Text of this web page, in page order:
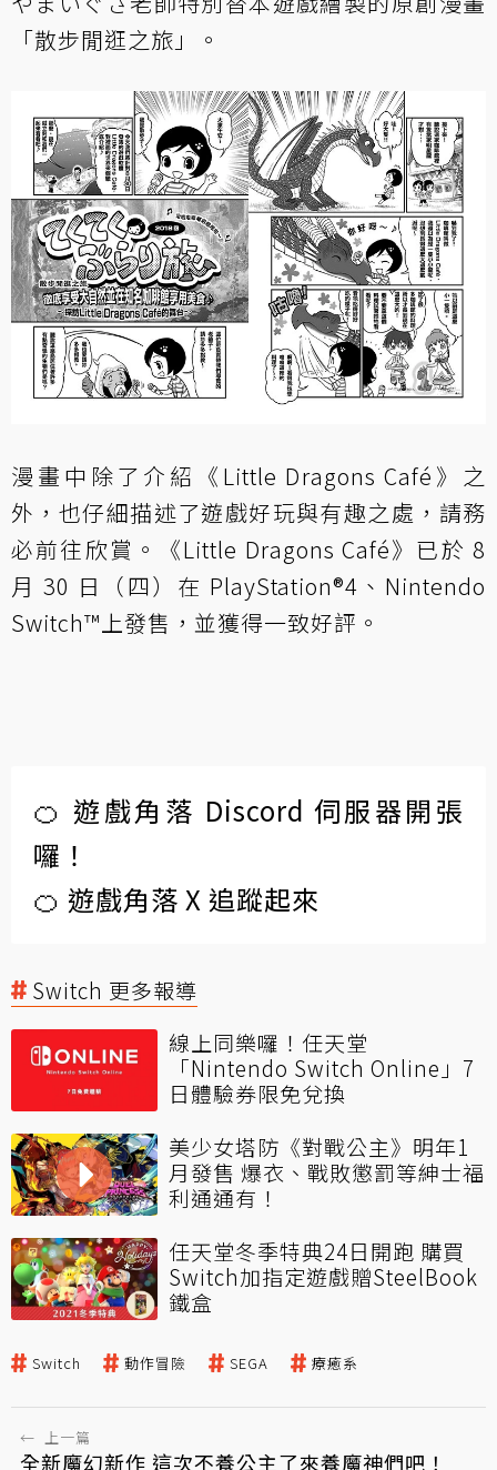
「散步閒逛之旅」。
漫畫中除了介紹《Little Dragons Café》之
外，也仔細描述了遊戲好玩與有趣之處，請務
必前往欣賞。《Little Dragons Café》已於 8
月 30 日（四）在 PlayStation®4、Nintendo
Switch™上發售，並獲得一致好評。
🍊 遊戲角落 Discord 伺服器開張
囉！
🍊 遊戲角落 X 追蹤起來
Switch 更多報導
線上同樂囉！任天堂
「Nintendo Switch Online」7
日體驗券限免兌換
美少女塔防《對戰公主》明年1
月發售 爆衣、戰敗懲罰等紳士福
利通通有！
任天堂冬季特典24日開跑 購買
Switch加指定遊戲贈SteelBook
鐵盒
Switch 動作冒險 SEGA 療癒系
← 上一篇
全新魔幻新作 這次不養公主了來養魔神們吧！